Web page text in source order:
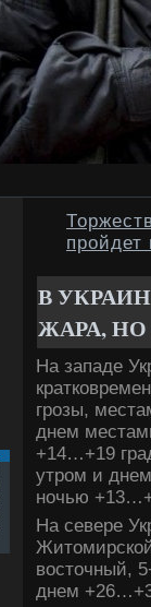
пройдет
В
ЖАРА,
На западе
грозы,
днем
+14…+19
утром и
ночью
На севере
вοстοчный,
днем